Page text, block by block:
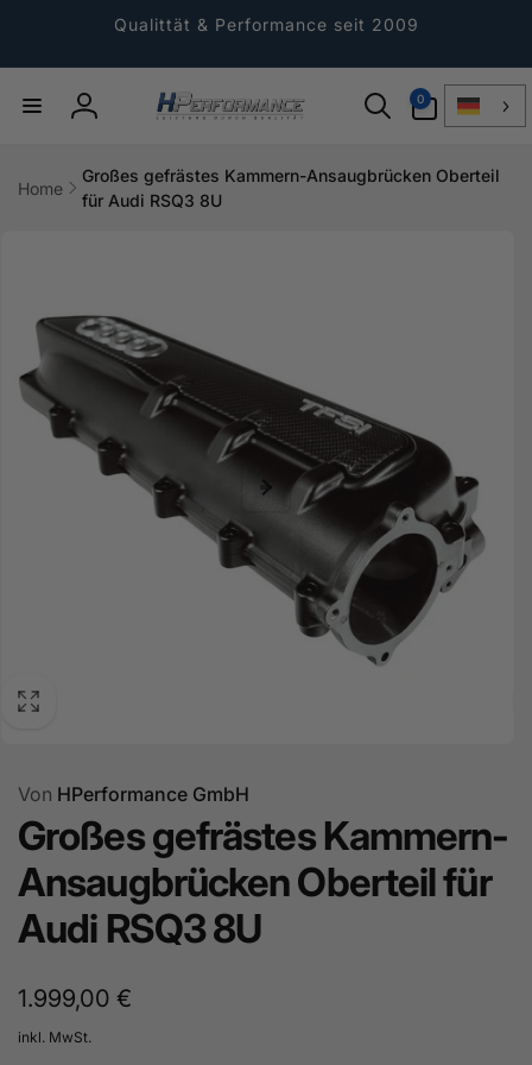
Qualittät & Performance seit 2009
Einloggen
0
Artikel
Home
Großes gefrästes Kammern-Ansaugbrücken Oberteil
für Audi RSQ3 8U
Von HPerformance GmbH
Großes gefrästes Kammern-
Ansaugbrücken Oberteil für
Audi RSQ3 8U
Normaler
Preis
1.999,00 €
inkl. MwSt.